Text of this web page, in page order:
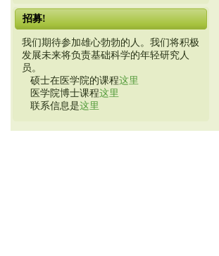
招募!
我们期待参加雄心勃勃的人。我们将积极
发展未来将负责基础科学的年轻研究人
员。
硕士在医学院的课程这里
医学院博士课程这里
联系信息是这里